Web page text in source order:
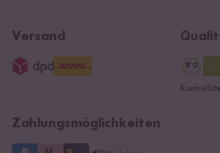
Navacopah
15 Jahre Reishunger
B2B
Jobs
Datenschutzerklärung
3 Jahre Garantie
Versand
Zahlungsmöglichkeiten